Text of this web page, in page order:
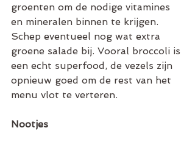
groenten om de nodige vitamines
en mineralen binnen te krijgen.
Schep eventueel nog wat extra
groene salade bij. Vooral broccoli is
een echt superfood, de vezels zijn
opnieuw goed om de rest van het
menu vlot te verteren.
Nootjes